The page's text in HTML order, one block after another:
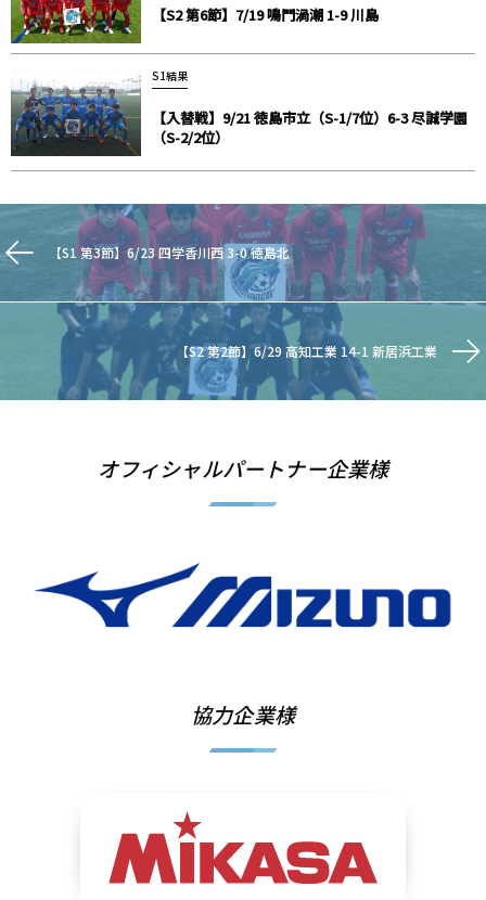
【S2 第6節】7/19 鳴門渦潮 1-9 川島
S1結果
【入替戦】9/21 徳島市立（S-1/7位）6-3 尽誠学園
（S-2/2位）
【S1 第3節】6/23 四学香川西 3-0 徳島北
【S2 第2節】6/29 高知工業 14-1 新居浜工業
オフィシャルパートナー企業様
協力企業様